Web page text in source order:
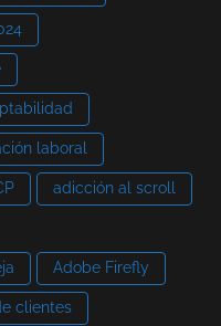
laboral
adicción al scroll
Adobe Firefly
clientes